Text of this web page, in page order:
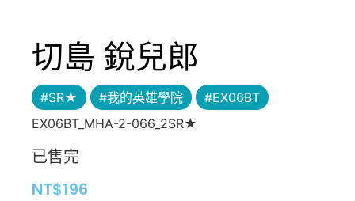
切島 銳兒郎
#SR★ #我的英雄學院
#EX06BT
EX06BT_MHA-2-066_2SR★
已售完
NT$196